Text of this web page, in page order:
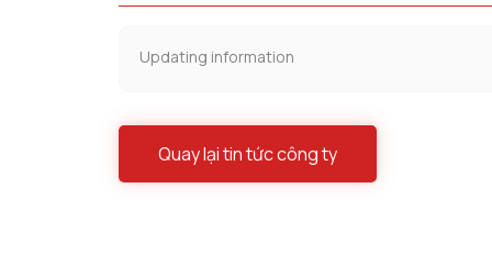
Updating information
Quay lại tin tức công ty